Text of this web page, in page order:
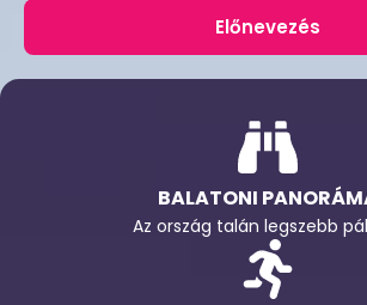
Előnevezés
BALATONI
Az ország talán legszebb